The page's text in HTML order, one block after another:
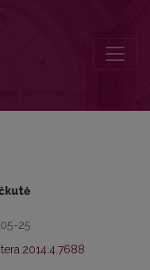
25